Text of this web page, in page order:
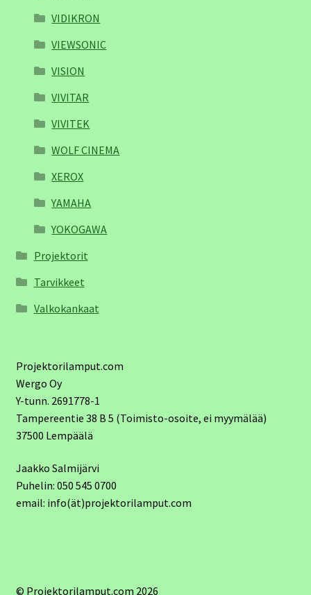
VIDIKRON
VIEWSONIC
VISION
VIVITAR
VIVITEK
WOLF CINEMA
XEROX
YAMAHA
YOKOGAWA
Projektorit
Tarvikkeet
Valkokankaat
Projektorilamput.com
Wergo Oy
Y-tunn. 2691778-1
Tampereentie 38 B 5 (Toimisto-osoite, ei myymälää)
37500 Lempäälä
Jaakko Salmijärvi
Puhelin: 050 545 0700
email: info(ät)projektorilamput.com
© Projektorilamput.com 2026